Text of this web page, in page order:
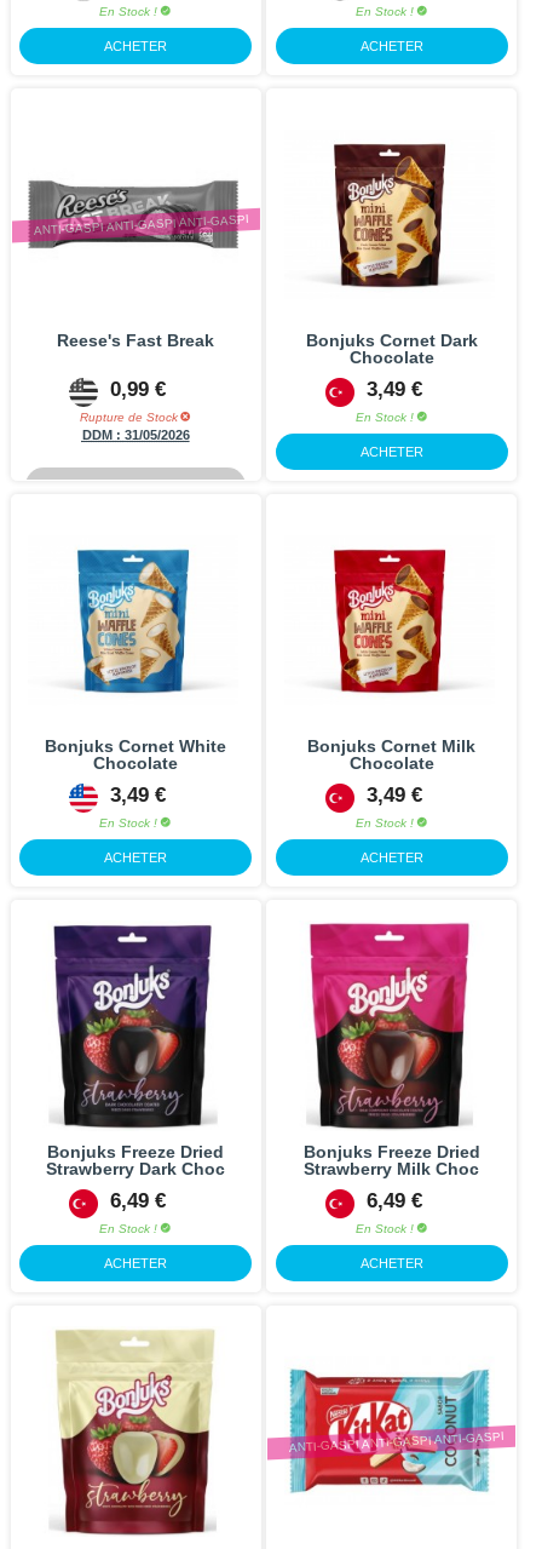
En Stock !
ACHETER
En Stock !
ACHETER
ANTI-GASPI ANTI-GASPI ANTI-GASPI
Reese's Fast Break
0,99 €
Rupture de Stock
DDM : 31/05/2026
Bonjuks Cornet Dark
Chocolate
3,49 €
En Stock !
ACHETER
Bonjuks Cornet White
Chocolate
3,49 €
En Stock !
ACHETER
Bonjuks Cornet Milk
Chocolate
3,49 €
En Stock !
ACHETER
Bonjuks Freeze Dried
Strawberry Dark Choc
6,49 €
En Stock !
ACHETER
Bonjuks Freeze Dried
Strawberry Milk Choc
6,49 €
En Stock !
ACHETER
ANTI-GASPI ANTI-GASPI ANTI-GASPI